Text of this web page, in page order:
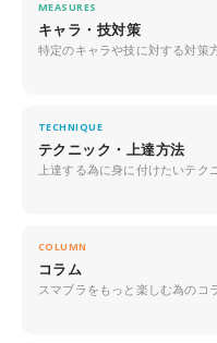
MEASURES
キャラ・技対策
特定のキャラや技に対する対策
TECHNIQUE
テクニック・上達方法
上達する為に身に付けたいテ
COLUMN
コラム
スマブラをもっと楽しむ為のコ